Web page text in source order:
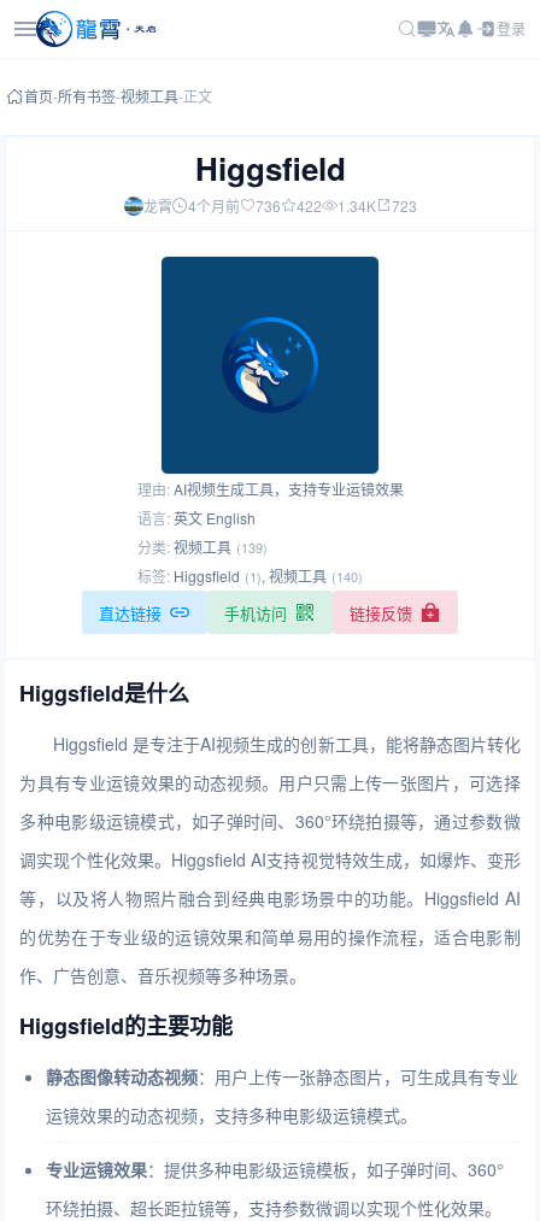
登录
首页-所有书签-视频工具-正文
Higgsfield
龙霄 4个月前 736 422 1.34K 723
理由:AI视频生成工具，支持专业运镜效果
语言:英文 English
分类:视频工具 (139)
标签: Higgsfield (1), 视频工具 (140)
直达链接 手机访问 链接反馈
Higgsfield是什么
Higgsfield 是专注于AI视频生成的创新工具，能将静态图片转化
为具有专业运镜效果的动态视频。用户只需上传一张图片，可选择
多种电影级运镜模式，如子弹时间、360°环绕拍摄等，通过参数微
调实现个性化效果。Higgsfield AI支持视觉特效生成，如爆炸、变形
等，以及将人物照片融合到经典电影场景中的功能。Higgsfield AI
的优势在于专业级的运镜效果和简单易用的操作流程，适合电影制
作、广告创意、音乐视频等多种场景。
Higgsfield的主要功能
静态图像转动态视频：用户上传一张静态图片，可生成具有专业
运镜效果的动态视频，支持多种电影级运镜模式。
专业运镜效果：提供多种电影级运镜模板，如子弹时间、360°
环绕拍摄、超长距拉镜等，支持参数微调以实现个性化效果。